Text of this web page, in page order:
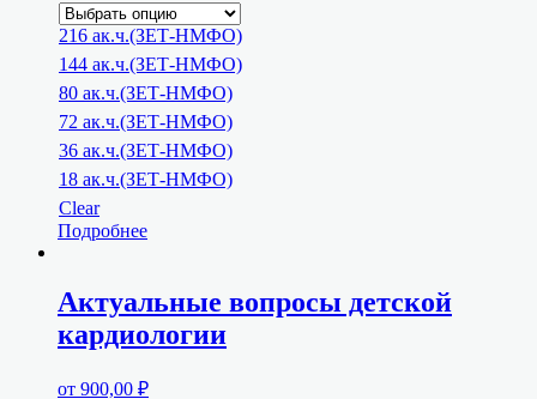
216 ак.ч.(ЗЕТ-НМФО)
144 ак.ч.(ЗЕТ-НМФО)
80 ак.ч.(ЗЕТ-НМФО)
72 ак.ч.(ЗЕТ-НМФО)
36 ак.ч.(ЗЕТ-НМФО)
18 ак.ч.(ЗЕТ-НМФО)
Clear
Подробнее
Актуальные вопросы детской
кардиологии
от 900,00 ₽